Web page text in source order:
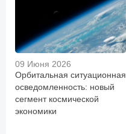
09 Июня 2026
Орбитальная ситуационная
осведомленность: новый
сегмент космической
экономики